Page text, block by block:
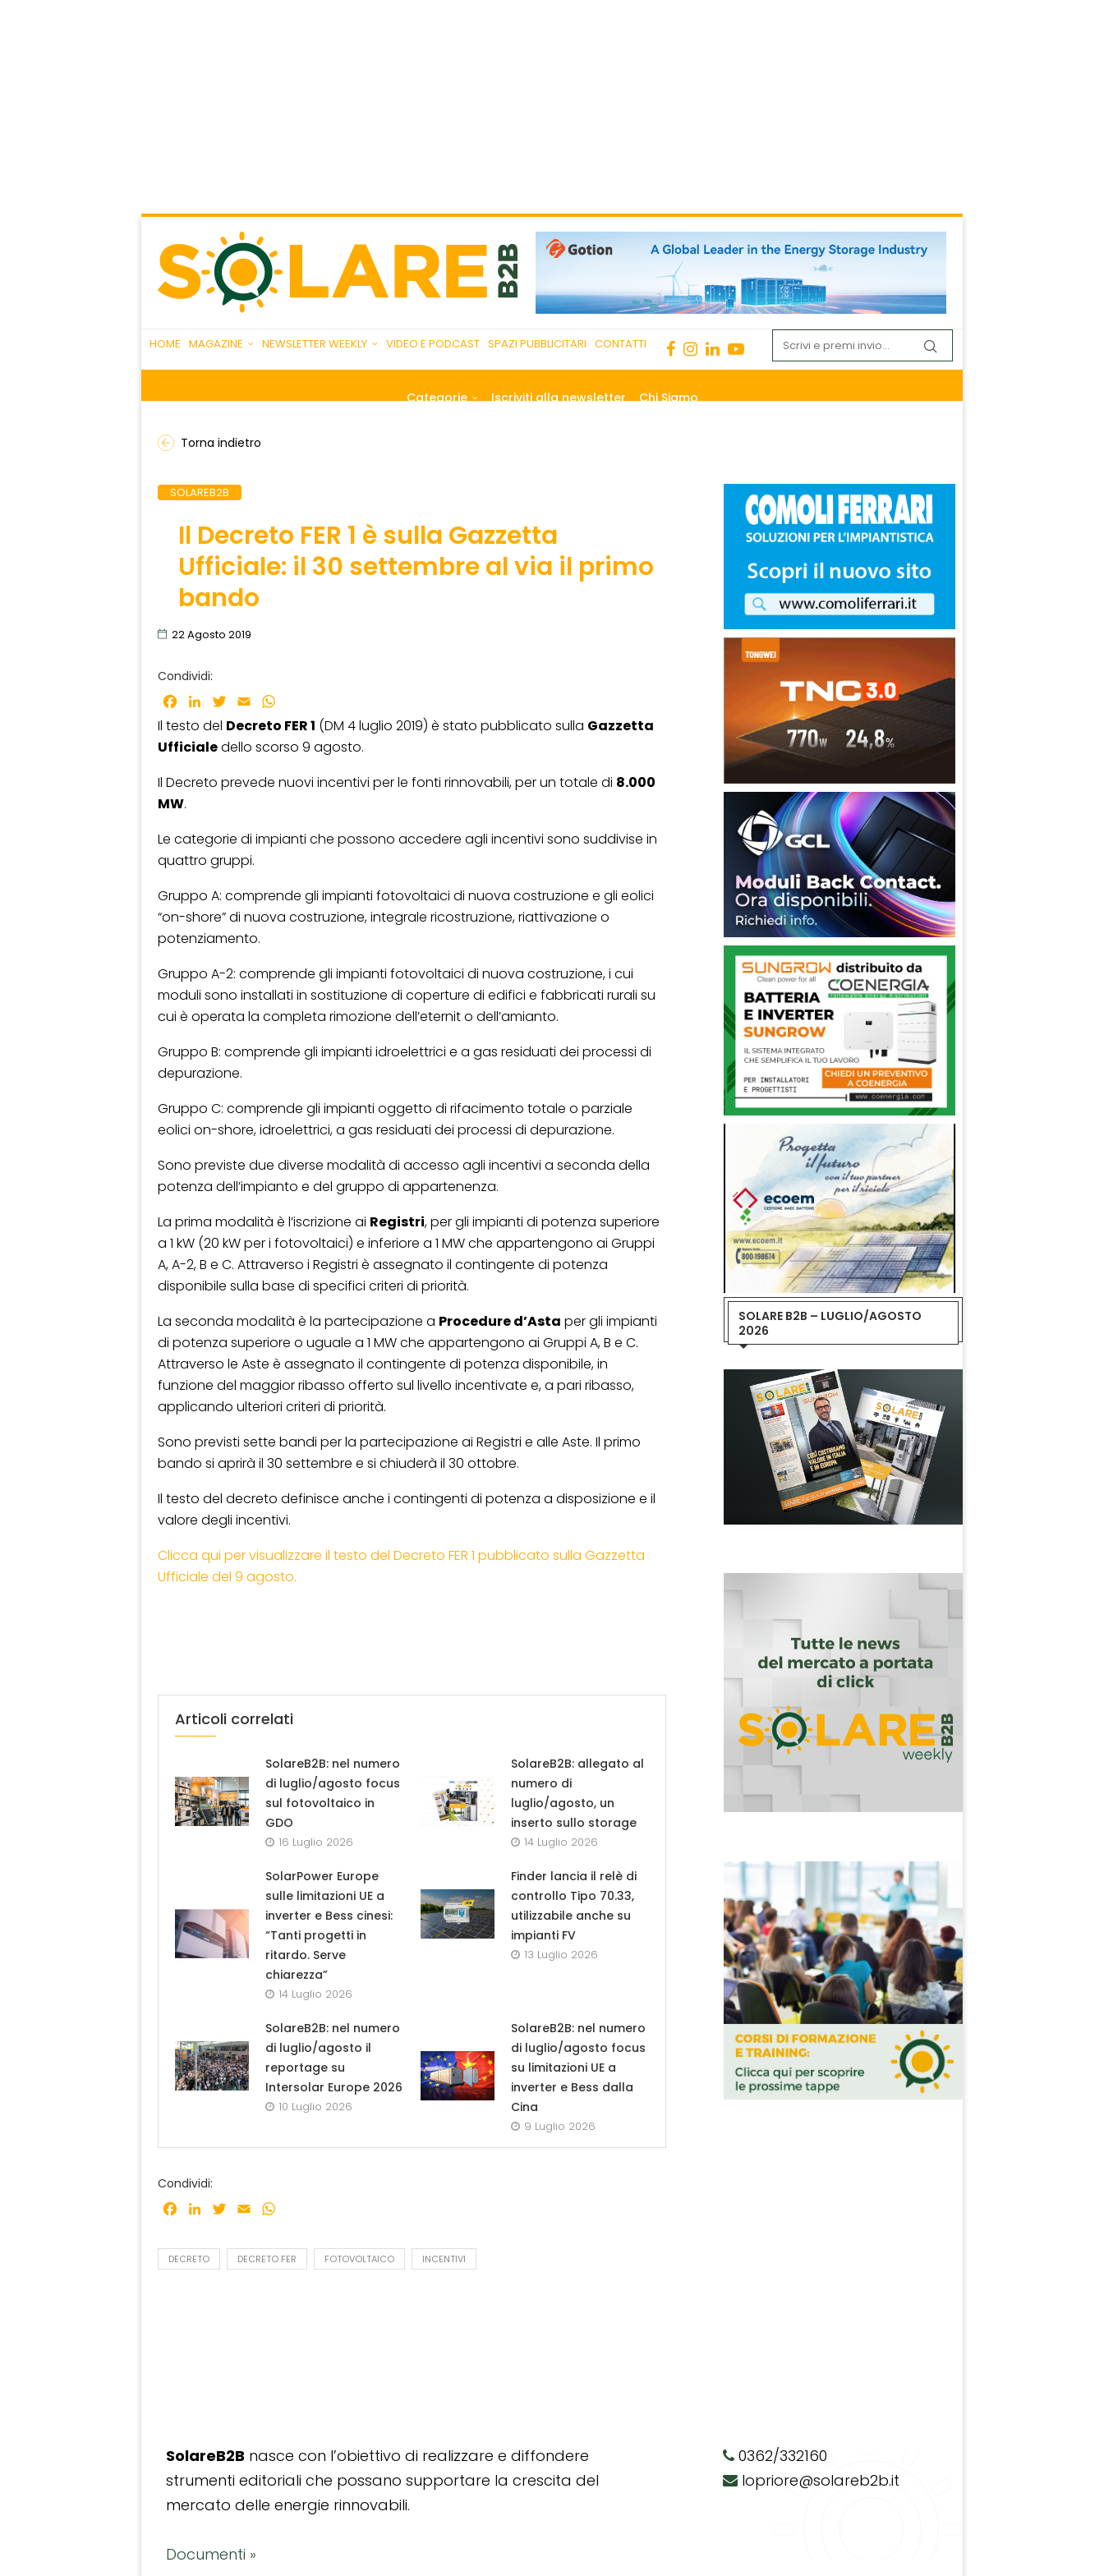
HOME MAGAZINE NEWSLETTER WEEKLY VIDEO E PODCAST SPAZI PUBBLICITARI CONTATTI
Categorie Iscriviti alla newsletter Chi Siamo
Torna indietro
SOLAREB2B
Il Decreto FER 1 è sulla Gazzetta
Ufficiale: il 30 settembre al via il primo
bando
22 Agosto 2019
Condividi:
Facebook
LinkedInTwitter
Email
Il testo del Decreto FER 1 (DM 4 luglio 2019) è stato pubblicato sulla Gazzetta
Ufficialedello scorso 9 agosto.
Il Decreto prevede nuovi incentivi per le fonti rinnovabili, per un totale di 8.000
MW.
Le categorie di impianti che possono accedere agli incentivi sono suddivise in
quattro gruppi.
Gruppo A: comprende gli impianti fotovoltaici di nuova costruzione e gli eolici
“on-shore” di nuova costruzione, integrale ricostruzione, riattivazione o
potenziamento.
Gruppo A-2: comprende gli impianti fotovoltaici di nuova costruzione, i cui
moduli sono installati in sostituzione di coperture di edifici e fabbricati rurali su
cui è operata la completa rimozione dell’eternit o dell’amianto.
Gruppo B: comprende gli impianti idroelettrici e a gas residuati dei processi di
depurazione.
Gruppo C: comprende gli impianti oggetto di rifacimento totale o parziale
eolici on-shore, idroelettrici, a gas residuati dei processi di depurazione.
Sono previste due diverse modalità di accesso agli incentivi a seconda della
potenza dell’impianto e del gruppo di appartenenza.
La prima modalità è l’iscrizione ai Registri, per gli impianti di potenza superiore
a 1 kW (20 kW per i fotovoltaici) e inferiore a 1 MW che appartengono ai Gruppi
A, A-2, B e C. Attraverso i Registri è assegnato il contingente di potenza
disponibile sulla base di specifici criteri di priorità.
La seconda modalità è la partecipazione a Procedure d’Asta per gli impianti
di potenza superiore o uguale a 1 MW che appartengono ai Gruppi A, B e C.
Attraverso le Aste è assegnato il contingente di potenza disponibile, in
funzione del maggior ribasso offerto sul livello incentivate e, a pari ribasso,
applicando ulteriori criteri di priorità.
Sono previsti sette bandi per la partecipazione ai Registri e alle Aste. Il primo
bando si aprirà il 30 settembre e si chiuderà il 30 ottobre.
Il testo del decreto definisce anche i contingenti di potenza a disposizione e il
valore degli incentivi.
Clicca qui per visualizzare il testo del Decreto FER 1 pubblicato sulla Gazzetta
Ufficiale del 9 agosto.
Articoli correlati
SolareB2B: nel numero
di luglio/agosto focus
sul fotovoltaico in
GDO
16 Luglio 2026
SolareB2B: allegato al
numero di
luglio/agosto, un
inserto sullo storage
14 Luglio 2026
SolarPower Europe
sulle limitazioni UE a
inverter e Bess cinesi:
“Tanti progetti in
ritardo. Serve
chiarezza”
14 Luglio 2026
Finder lancia il relè di
controllo Tipo 70.33,
utilizzabile anche su
impianti FV
13 Luglio 2026
SolareB2B: nel numero
di luglio/agosto il
reportage su
Intersolar Europe 2026
10 Luglio 2026
SolareB2B: nel numero
di luglio/agosto focus
su limitazioni UE a
inverter e Bess dalla
Cina
9 Luglio 2026
Condividi:
Facebook
LinkedInTwitter
Email
DECRETO DECRETO FER FOTOVOLTAICO INCENTIVI
SOLARE B2B – LUGLIO/AGOSTO
2026
SolareB2B nasce con l’obiettivo di realizzare e diffondere
strumenti editoriali che possano supportare la crescita del
mercato delle energie rinnovabili.
Documenti »
0362/332160
lopriore@solareb2b.it